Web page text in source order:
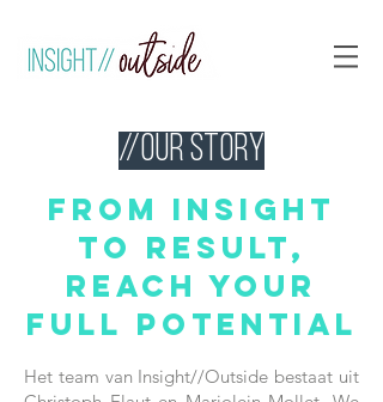
//our story
From insight
to result,
reach your
full potential
Het team van Insight//Outside bestaat uit